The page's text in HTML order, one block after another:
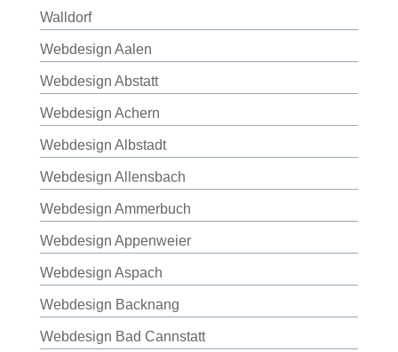
Walldorf
Webdesign Aalen
Webdesign Abstatt
Webdesign Achern
Webdesign Albstadt
Webdesign Allensbach
Webdesign Ammerbuch
Webdesign Appenweier
Webdesign Aspach
Webdesign Backnang
Webdesign Bad Cannstatt